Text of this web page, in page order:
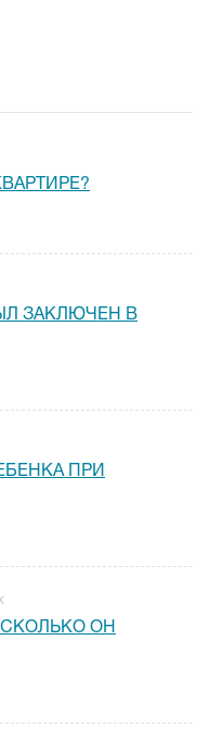
ЗАКЛЮЧЕН В
ПРИ
ОН